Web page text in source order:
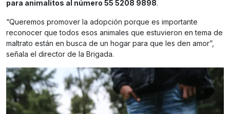
para animalitos al número 55 5208 9898.
“Queremos promover la adopción porque es importante
reconocer que todos esos animales que estuvieron en tema de
maltrato están en busca de un hogar para que les den amor”,
señala el director de la Brigada.